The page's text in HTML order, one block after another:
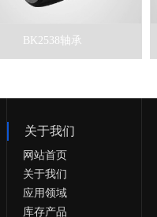
BK2538轴承
关于我们
网站首页
关于我们
应用领域
库存产品